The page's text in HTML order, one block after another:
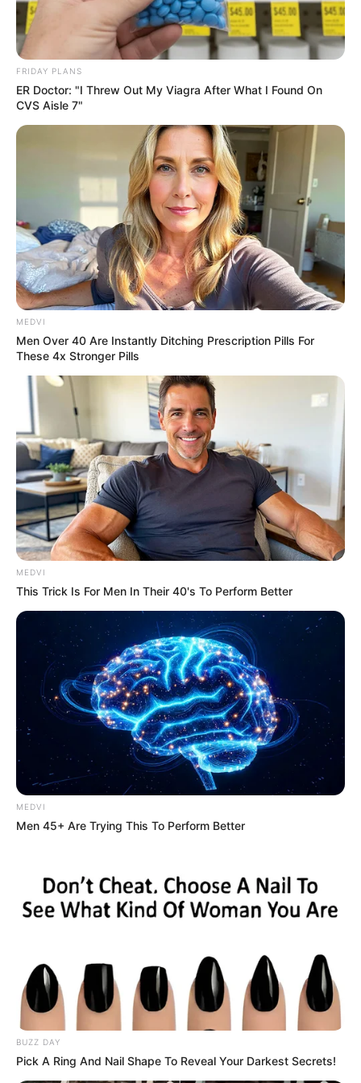
partir. Samuel va s’occuper du repas. Bruno
semble blessé des petites remarques.
Martin convoque Alexcar il sait que c’est un
ami de Karim. Alex dit qu’il n’est au courant de
rien qui pourrait l’aider.Alex finit par révéler
que Karim était nerveux, agressif, pas dans
son état normal aux alentours de 18h.
Alex raconte que Karim était nerveux avant le meurtre
25 à 45 min, c’est le temps pour aller de chez
Karim à Arthur. Martin commence à se
demander si Karim s’est débarrassé de l’arme
et qu’ensuite il a appelé Martin.Martin confie à
Damien « put*** il l’a fait »
. Karim meurtrier,
vous y croyez ?
FRIDAY PLANS
ER Doctor: "I Threw Out My Viagra After What I Found On
CVS Aisle 7"
MEDVI
Men Over 40 Are Instantly Ditching Prescription Pills For
These 4x Stronger Pills
MEDVI
This Trick Is For Men In Their 40's To Perform Better
MEDVI
Men 45+ Are Trying This To Perform Better
BUZZ DAY
Pick A Ring And Nail Shape To Reveal Your Darkest Secrets!